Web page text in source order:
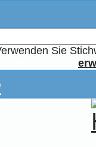
Sie